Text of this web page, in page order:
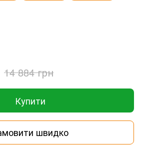
14 884 грн
Купити
швидко